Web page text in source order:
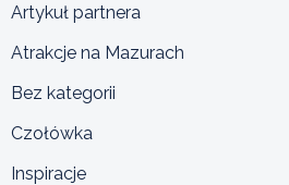
Artykuł partnera
Atrakcje na Mazurach
Bez kategorii
Czołówka
Inspiracje